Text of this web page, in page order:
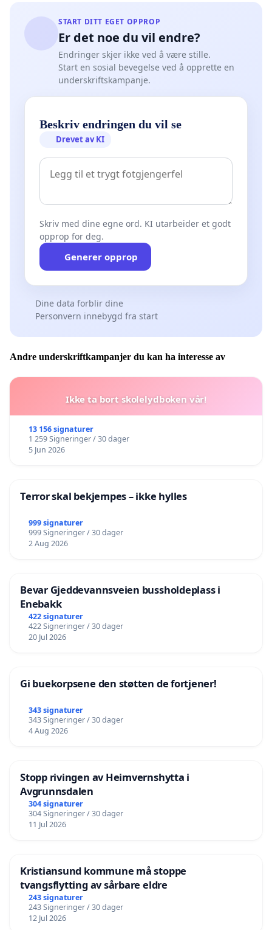
START DITT EGET OPPROP
Er det noe du vil endre?
Endringer skjer ikke ved å være stille.
Start en sosial bevegelse ved å opprette en
underskriftskampanje.
Beskriv endringen du vil se
Drevet av KI
Skriv med dine egne ord. KI utarbeider et godt
opprop for deg.
Generer opprop
Dine data forblir dine
Personvern innebygd fra start
Andre underskriftkampanjer du kan ha interesse av
Ikke ta bort skolelydboken vår!
13 156 signaturer
1 259 Signeringer / 30 dager
5 Jun 2026
Terror skal bekjempes – ikke hylles
999 signaturer
999 Signeringer / 30 dager
2 Aug 2026
Bevar Gjeddevannsveien bussholdeplass i
Enebakk
422 signaturer
422 Signeringer / 30 dager
20 Jul 2026
Gi buekorpsene den støtten de fortjener!
343 signaturer
343 Signeringer / 30 dager
4 Aug 2026
Stopp rivingen av Heimvernshytta i
Avgrunnsdalen
304 signaturer
304 Signeringer / 30 dager
11 Jul 2026
Kristiansund kommune må stoppe
tvangsflytting av sårbare eldre
243 signaturer
243 Signeringer / 30 dager
12 Jul 2026